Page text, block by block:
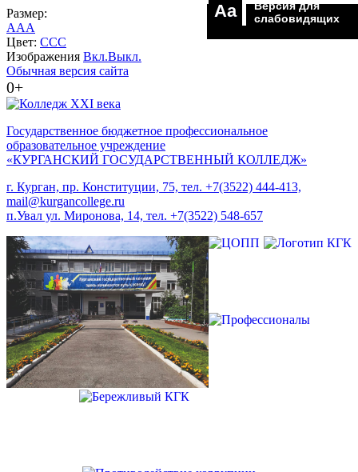
Размер:
AAA
Цвет: CCC
Изображения Вкл.Выкл.
Обычная версия сайта
0+
Aa
Версия для
слабовидящих
Государственное бюджетное профессиональное
образовательное учреждение
«КУРГАНСКИЙ ГОСУДАРСТВЕННЫЙ КОЛЛЕДЖ»
г. Курган, пр. Конституции, 75, тел. +7(3522) 444-413,
mail@kurgancollege.ru
п.Увал ул. Миронова, 14, тел. +7(3522) 548-657